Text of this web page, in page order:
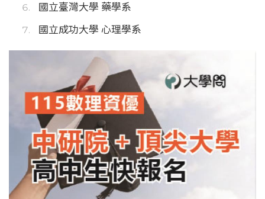
國立臺灣大學 藥學系
國立成功大學 心理學系